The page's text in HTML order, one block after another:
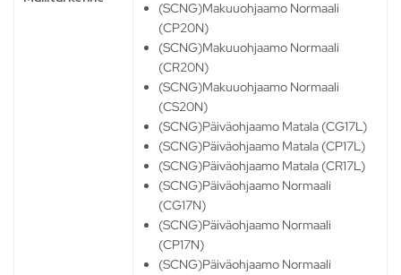
(SCNG)Makuuohjaamo Normaali
(CP20N)
(SCNG)Makuuohjaamo Normaali
(CR20N)
(SCNG)Makuuohjaamo Normaali
(CS20N)
(SCNG)Päiväohjaamo Matala (CG17L)
(SCNG)Päiväohjaamo Matala (CP17L)
(SCNG)Päiväohjaamo Matala (CR17L)
(SCNG)Päiväohjaamo Normaali
(CG17N)
(SCNG)Päiväohjaamo Normaali
(CP17N)
(SCNG)Päiväohjaamo Normaali